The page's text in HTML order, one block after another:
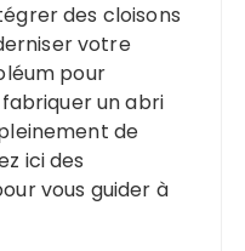
des cloisons
votre
pour
un abri
de
ici des
vous guider à